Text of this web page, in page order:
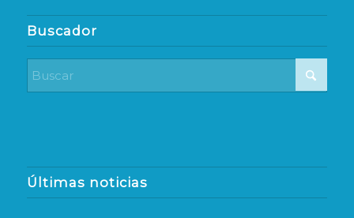
Buscador
Últimas noticias